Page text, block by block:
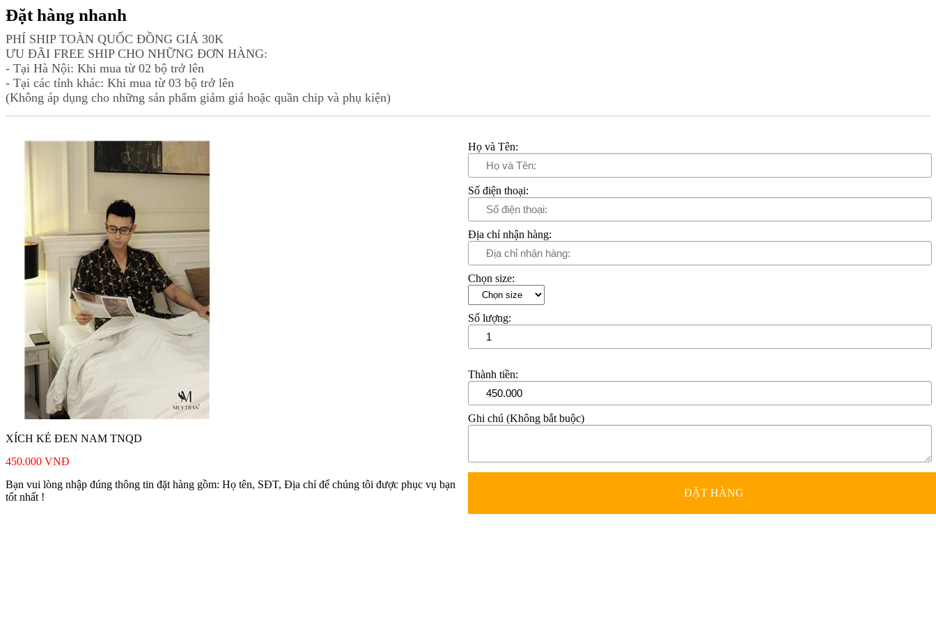
Đặt hàng nhanh
PHÍ SHIP TOÀN QUỐC ĐỒNG GIÁ 30K
ƯU ĐÃI FREE SHIP CHO NHỮNG ĐƠN HÀNG:
- Tại Hà Nội: Khi mua từ 02 bộ trở lên
- Tại các tỉnh khác: Khi mua từ 03 bộ trở lên
(Không áp dụng cho những sản phẩm giảm giá hoặc quần chip và phụ kiện)
XÍCH KẺ ĐEN NAM TNQD
450.000 VNĐ
Bạn vui lòng nhập đúng thông tin đặt hàng gồm: Họ tên, SĐT, Địa chỉ để chúng tôi được phục vụ bạn
tốt nhất !
Họ và Tên:
Số điện thoại:
Địa chỉ nhận hàng:
Chọn size:
Số lượng:
Thành tiền:
Ghi chú (Không bắt buộc)
ĐẶT HÀNG